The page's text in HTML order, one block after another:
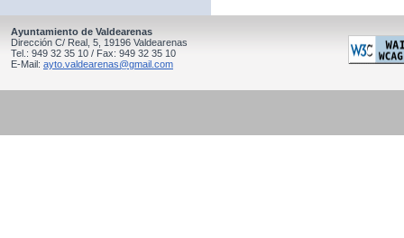
Ayuntamiento de Valdearenas
Dirección C/ Real, 5, 19196 Valdearenas
Tel.: 949 32 35 10 / Fax: 949 32 35 10
E-Mail: ayto.valdearenas@gmail.com